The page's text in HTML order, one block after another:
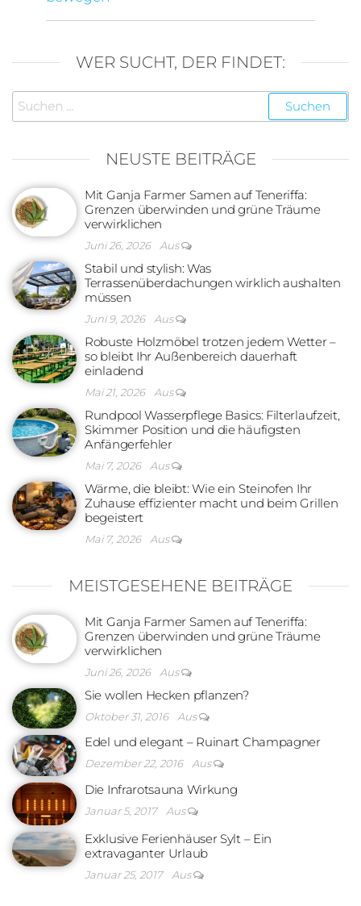
WER SUCHT, DER FINDET:
Suchen
nach:
NEUSTE BEITRÄGE
Mit Ganja Farmer Samen auf Teneriffa:
Grenzen überwinden und grüne Träume
verwirklichen
Juni 26, 2026 Aus
Stabil und stylish: Was
Terrassenüberdachungen wirklich aushalten
müssen
Juni 9, 2026 Aus
Robuste Holzmöbel trotzen jedem Wetter –
so bleibt Ihr Außenbereich dauerhaft
einladend
Mai 21, 2026 Aus
Rundpool Wasserpflege Basics: Filterlaufzeit,
Skimmer Position und die häufigsten
Anfängerfehler
Mai 7, 2026 Aus
Wärme, die bleibt: Wie ein Steinofen Ihr
Zuhause effizienter macht und beim Grillen
begeistert
Mai 7, 2026 Aus
MEISTGESEHENE BEITRÄGE
Mit Ganja Farmer Samen auf Teneriffa:
Grenzen überwinden und grüne Träume
verwirklichen
Juni 26, 2026 Aus
Sie wollen Hecken pflanzen?
Oktober 31, 2016 Aus
Edel und elegant – Ruinart Champagner
Dezember 22, 2016 Aus
Die Infrarotsauna Wirkung
Januar 5, 2017 Aus
Exklusive Ferienhäuser Sylt – Ein
extravaganter Urlaub
Januar 25, 2017 Aus